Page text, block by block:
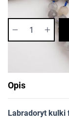
Opis
Labradoryt kulki